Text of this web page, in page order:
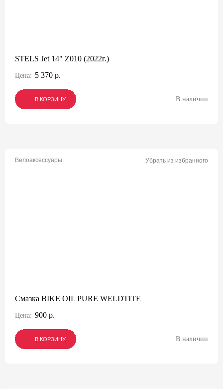
STELS Jet 14" Z010 (2022г.)
Цена: 5 370 р.
В КОРЗИНУ
В КОРЗИНУ
В КОРЗИНУ В наличии
Велоаксессуары Убрать из избранного
Смазка BIKE OIL PURE WELDTITE
Цена: 900 р.
В КОРЗИНУ
В КОРЗИНУ
В КОРЗИНУ В наличии